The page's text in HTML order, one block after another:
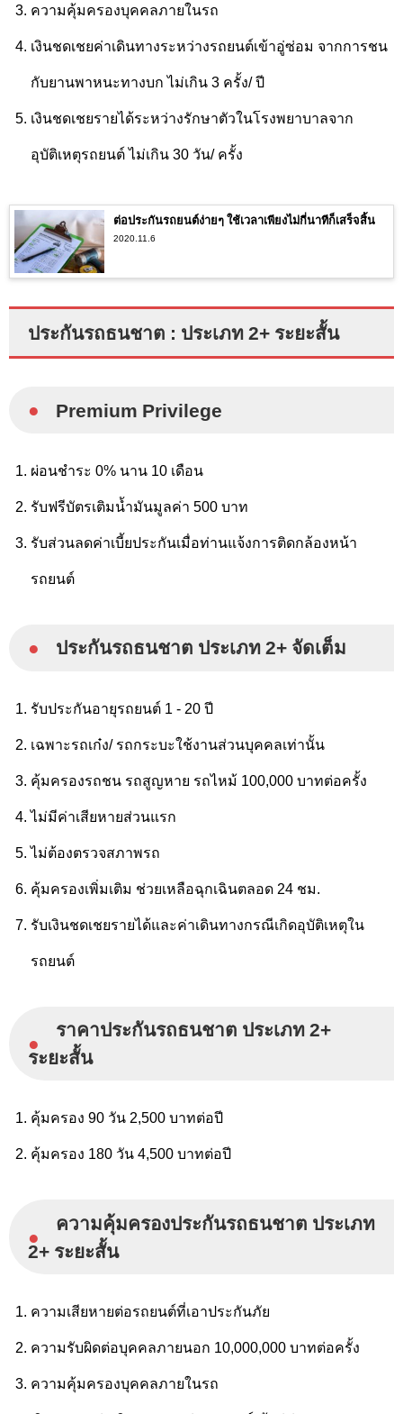
ความคุ้มครองบุคคลภายในรถ
เงินชดเชยค่าเดินทางระหว่างรถยนต์เข้าอู่ซ่อม จากการชน
กับยานพาหนะทางบก ไม่เกิน 3 ครั้ง/ ปี
เงินชดเชยรายได้ระหว่างรักษาตัวในโรงพยาบาลจาก
อุบัติเหตุรถยนต์ไม่เกิน 30 วัน/ ครั้ง
ต่อประกันรถยนต์ง่ายๆ ใช้เวลาเพียงไม่กี่นาทีก็เสร็จสิ้น
2020.11.6
ประกันรถธนชาต : ประเภท 2+ ระยะสั้น
● Premium Privilege
ผ่อนชำระ 0% นาน 10 เดือน
รับฟรีบัตรเติมน้ำมันมูลค่า 500 บาท
รับส่วนลดค่าเบี้ยประกันเมื่อท่านแจ้งการติดกล้องหน้า
รถยนต์
● ประกันรถธนชาต ประเภท 2+ จัดเต็ม
รับประกันอายุรถยนต์ 1 - 20 ปี
เฉพาะรถเก๋ง/ รถกระบะใช้งานส่วนบุคคลเท่านั้น
คุ้มครองรถชน รถสูญหาย รถไหม้ 100,000 บาทต่อครั้ง
ไม่มีค่าเสียหายส่วนแรก
ไม่ต้องตรวจสภาพรถ
คุ้มครองเพิ่มเติม ช่วยเหลือฉุกเฉินตลอด 24 ชม.
รับเงินชดเชยรายได้และค่าเดินทางกรณีเกิดอุบัติเหตุใน
รถยนต์
●
ราคาประกันรถธนชาต ประเภท 2+
ระยะสั้น
คุ้มครอง 90 วัน 2,500 บาทต่อปี
คุ้มครอง 180 วัน 4,500 บาทต่อปี
●
ความคุ้มครองประกันรถธนชาต ประเภท
2+ ระยะสั้น
ความเสียหายต่อรถยนต์ที่เอาประกันภัย
ความรับผิดต่อบุคคลภายนอก 10,000,000 บาทต่อครั้ง
ความคุ้มครองบุคคลภายในรถ